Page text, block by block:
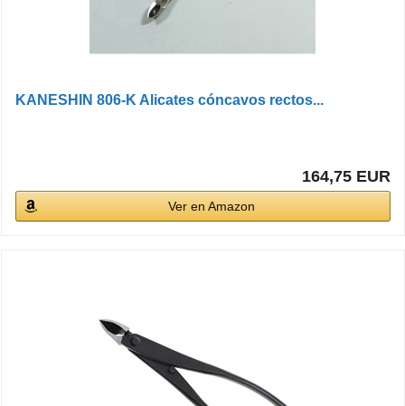
KANESHIN 806-K Alicates cóncavos rectos...
164,75 EUR
Ver en Amazon